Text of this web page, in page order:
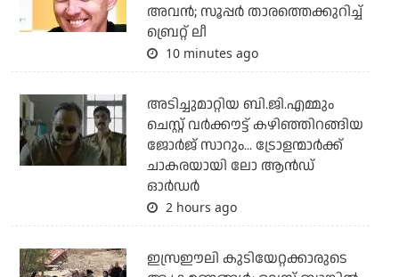
അവന്‍; സൂപ്പര്‍ താരത്തെക്കുറിച്ച്
ബ്രെറ്റ് ലീ
10 minutes ago
അടിച്ചുമാറ്റിയ ബി.ജി.എമ്മും
ചെസ്റ്റ് വര്‍ക്കൗട്ട് കഴിഞ്ഞിറങ്ങിയ
ജോര്‍ജ് സാറും... ട്രോളന്മാര്‍ക്ക്
ചാകരയായി ലോ ആന്‍ഡ്
ഓര്‍ഡര്‍
2 hours ago
ഇസ്രഈലി കുടിയേറ്റക്കാരുടെ